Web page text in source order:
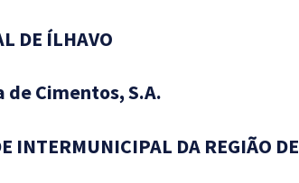
DE ÍLHAVO
de Cimentos, S.A.
INTERMUNICIPAL DA REGIÃO DE